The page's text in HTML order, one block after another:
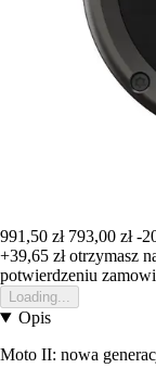
991,50 zł 793,00 zł -
+39,65 złotrzymasz
potwierdzeniu
Loading...
Opis
Moto II: nowa